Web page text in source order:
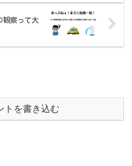
観察って大
トを書き込む